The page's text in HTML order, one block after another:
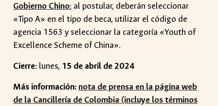
Gobierno Chino; al postular, deberán seleccionar
«Tipo A» en el tipo de beca, utilizar el código de
agencia 1563 y seleccionar la categoría «Youth of
Excellence Scheme of China».
Cierre: lunes, 15 de abril de 2024
Más información: nota de prensa en la página web
de la Cancillería de Colombia (incluye los términos